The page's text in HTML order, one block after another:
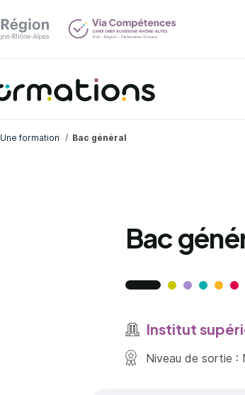
Une formation Bac général
Bac
Institut
Niveau de sortie :